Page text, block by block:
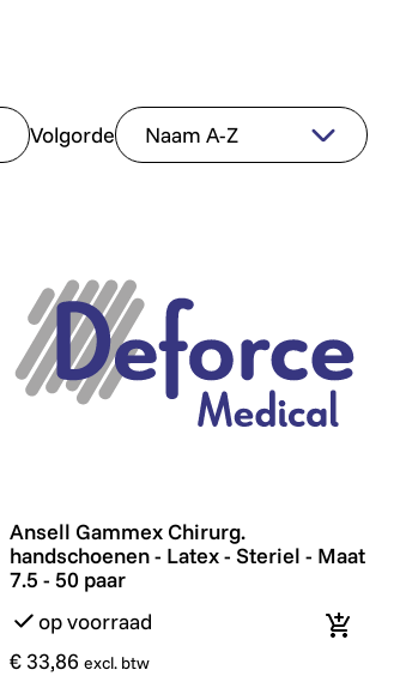
Volgorde
Latex - Steriel - Maat 7.0 - 50 paar
Ansell Gammex Chirurg. handschoenen
Ansell Gammex Chirurg.
handschoenen - Latex - Steriel - Maat
7.5 - 50 paar
op voorraad
€ 33,86 excl. btw
In